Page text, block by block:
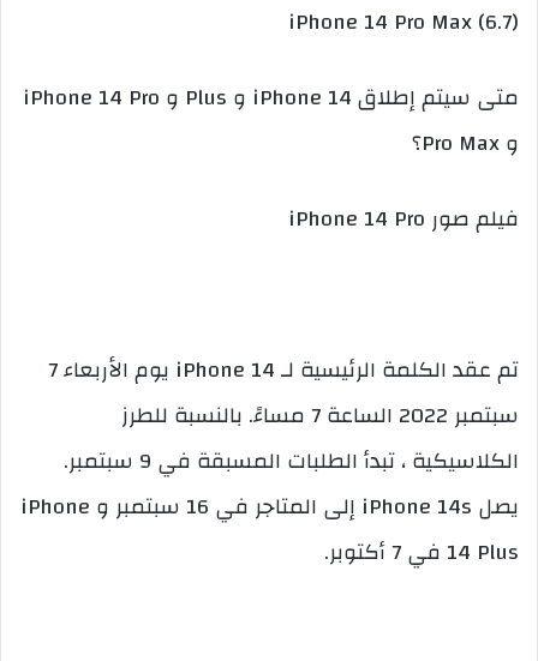
iPhone 14 Pro Max (6.7)
متى سيتم إطلاق iPhone 14 و Plus و iPhone 14 Pro
و Pro Max؟
فيلم صور iPhone 14 Pro
تم عقد الكلمة الرئيسية لـ iPhone 14 يوم الأربعاء 7
سبتمبر 2022 الساعة 7 مساءً. بالنسبة للطرز
الكلاسيكية ، تبدأ الطلبات المسبقة في 9 سبتمبر.
يصل iPhone 14s إلى المتاجر في 16 سبتمبر و iPhone
14 Plus في 7 أكتوبر.